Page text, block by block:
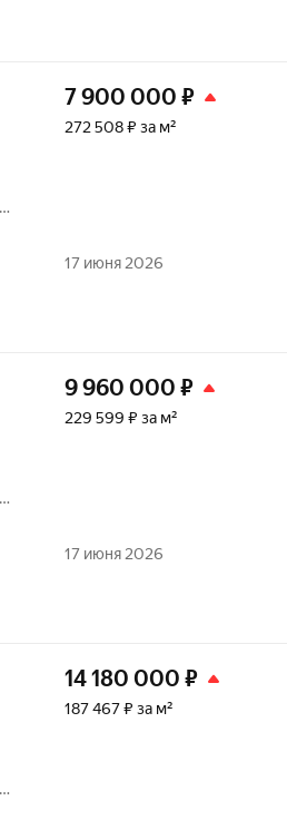
7 900 000 ₽
272 508 ₽ за м²
17 июня 2026
9 960 000 ₽
229 599 ₽ за м²
17 июня 2026
14 180 000 ₽
187 467 ₽ за м²